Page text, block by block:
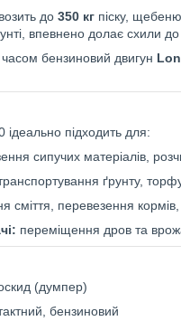
до 350 кг піску,
впевнено долає схили
бензиновий двигун
підходить для:
сипучих матеріалів,
ґрунту,
сміття, перевезення
переміщення дров та
(думпер)
бензиновий